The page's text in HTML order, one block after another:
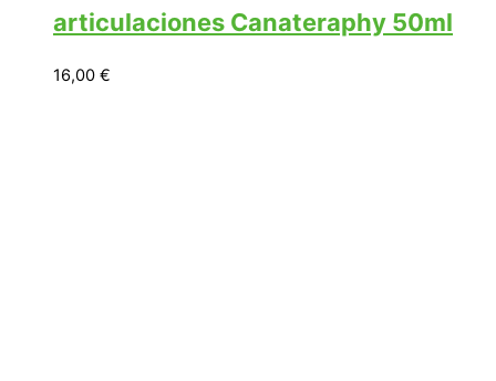
articulaciones Canateraphy 50ml
16,00 €